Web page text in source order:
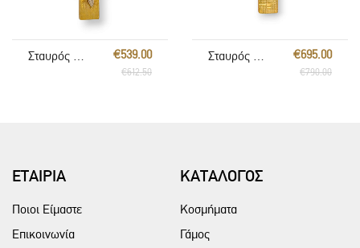
€539.00
€612.50
€695.00
€790.00
ΕΤΑΙΡΙΑ
Ποιοι Είμαστε
Επικοινωνία
ΚΑΤΑΛΟΓΟΣ
Κοσμήματα
Γάμος